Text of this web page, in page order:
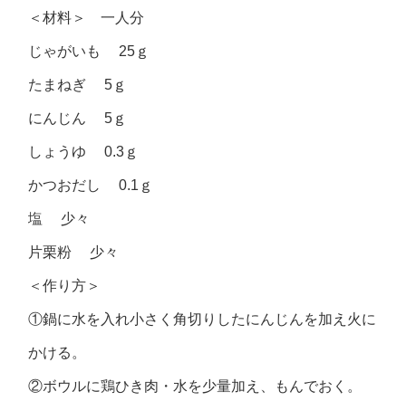
＜材料＞ 一人分
じゃがいも 25ｇ
たまねぎ 5ｇ
にんじん 5ｇ
しょうゆ 0.3ｇ
かつおだし 0.1ｇ
塩 少々
片栗粉 少々
＜作り方＞
①鍋に水を入れ小さく角切りしたにんじんを加え火に
かける。
②ボウルに鶏ひき肉・水を少量加え、もんでおく。